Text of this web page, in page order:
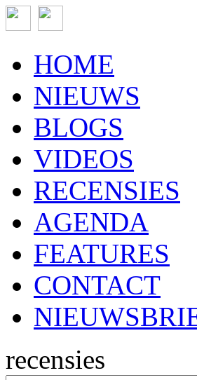
HOME
NIEUWS
BLOGS
VIDEOS
RECENSIES
AGENDA
FEATURES
CONTACT
recensies